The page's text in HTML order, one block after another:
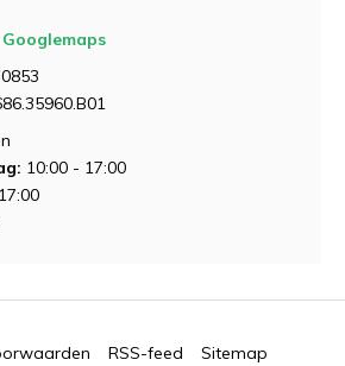
10:00 - 17:00
RSS-feed Sitemap